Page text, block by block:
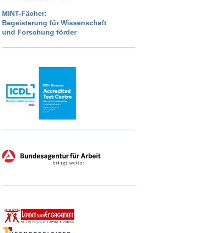
MINT-Fächer:
Begeisterung für Wissenschaft
und Forschung förder